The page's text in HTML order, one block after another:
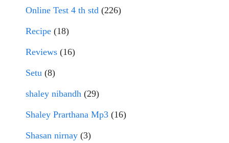
Online Test 4 th std (226)
Recipe (18)
Reviews (16)
Setu (8)
shaley nibandh (29)
Shaley Prarthana Mp3 (16)
Shasan nirnay (3)